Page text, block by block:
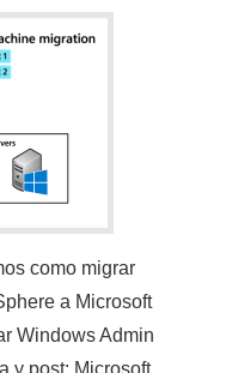
como migrar
a Microsoft
Windows Admin
y post: Microsoft